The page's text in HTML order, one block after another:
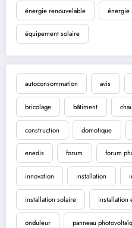
énergie renouvelable énergie
équipement solaire
autoconsommation avis
bricolage bâtiment
construction domotique
enedis forum forum
innovation installation
installation solaire installation
onduleur panneau